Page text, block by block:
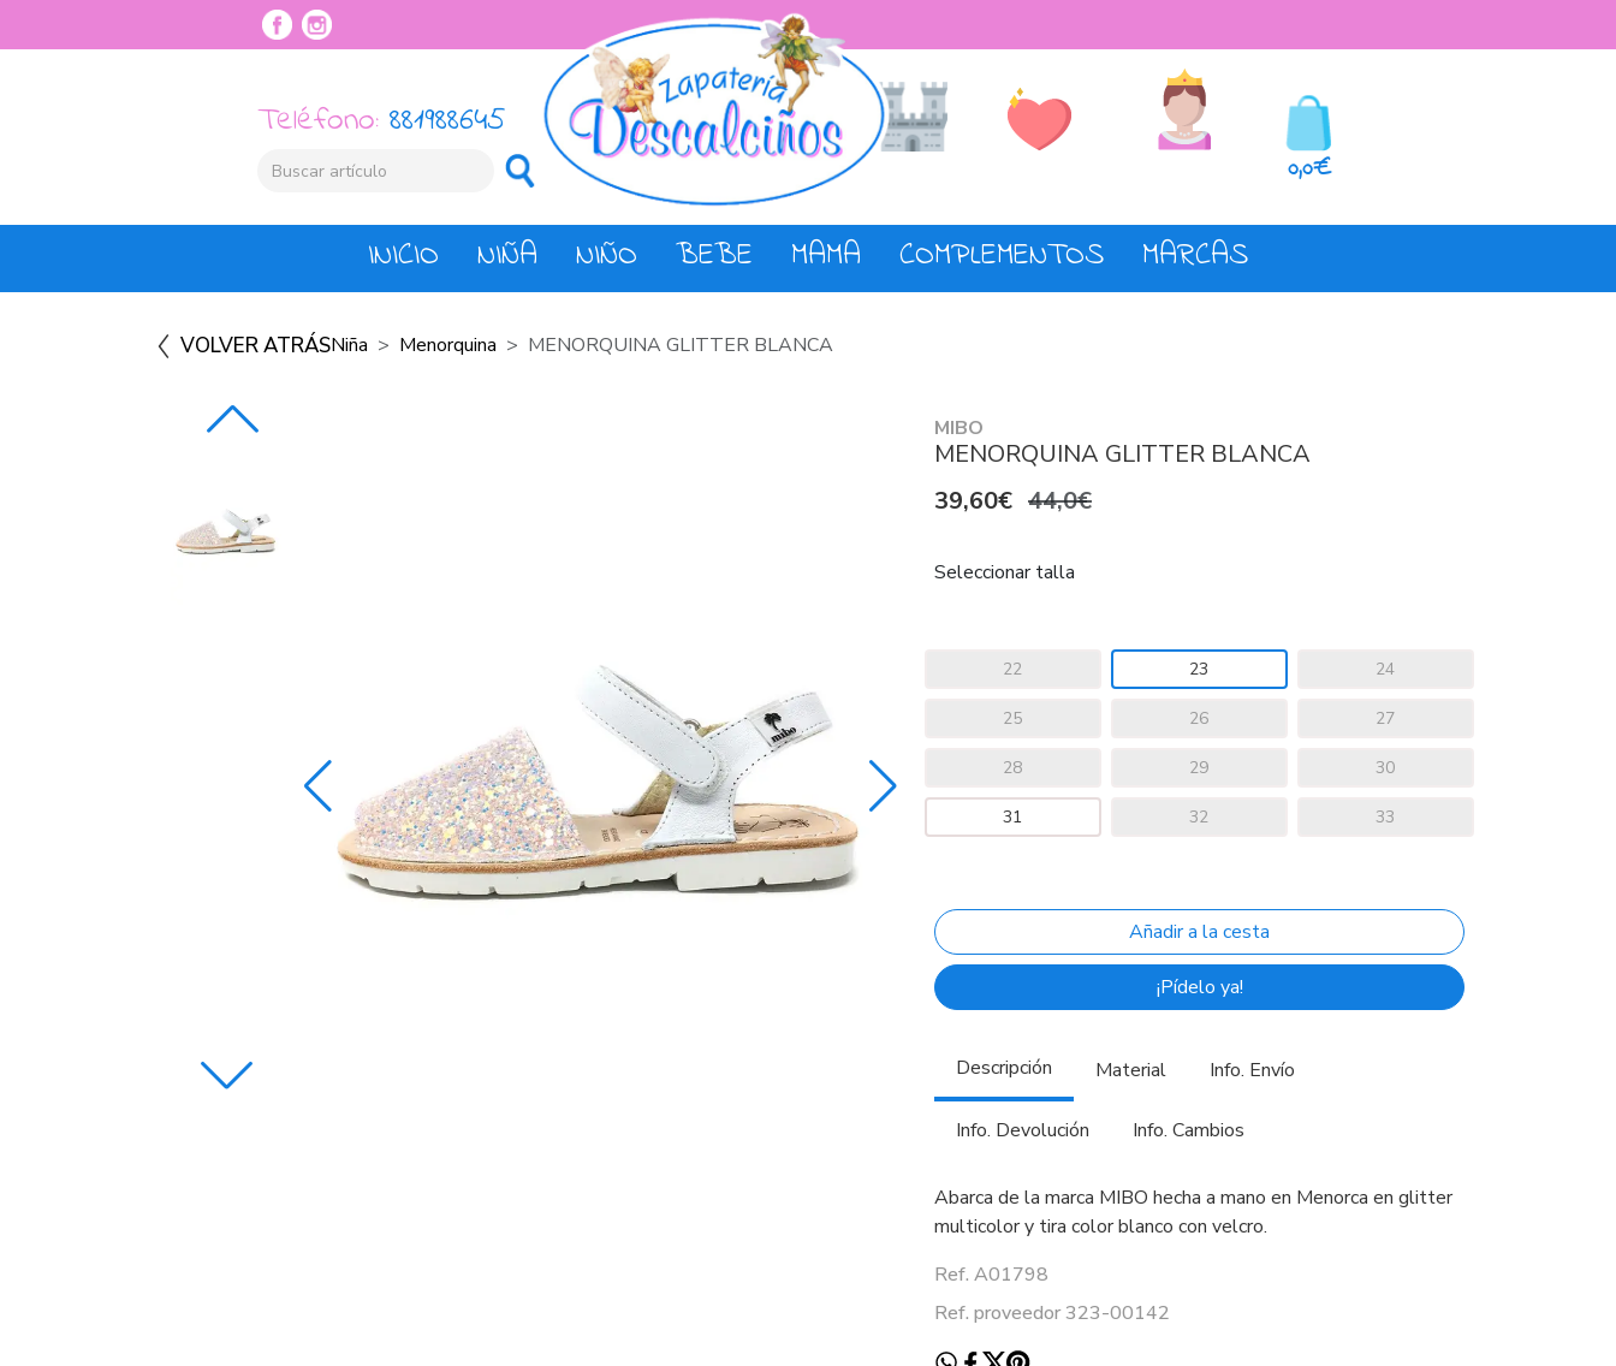
Teléfono: 881988645
0,0€
INICIO NIÑA NIÑO BEBE MAMA COMPLEMENTOS MARCAS
VOLVER ATRÁSNiña Menorquina MENORQUINA GLITTER BLANCA
MIBO
MENORQUINA GLITTER BLANCA
39,60€ 44,0€
Seleccionar talla
22 23 24
25 26 27
28 29 30
31 32 33
¡Pídelo ya!
Descripción Material Info. Envío
Info. Devolución Info. Cambios
Abarca de la marca MIBO hecha a mano en Menorca en glitter
multicolor y tira color blanco con velcro.
Ref. A01798
Ref. proveedor 323-00142